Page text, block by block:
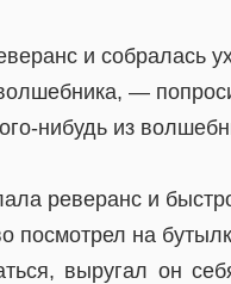
и собралась
—
нибудь из
реверанс и
посмотрел на
выругал он